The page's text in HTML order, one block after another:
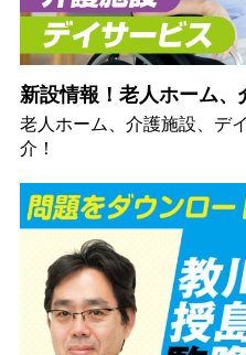
新設情報！老人ホーム
老人ホーム、介護施設、デ
介！